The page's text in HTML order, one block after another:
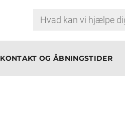
KONTAKT OG ÅBNINGSTIDER